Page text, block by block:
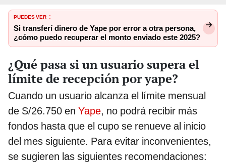
PUEDES VER :
Si transferí dinero de Yape por error a otra persona,
¿cómo puedo recuperar el monto enviado este 2025?
¿Qué pasa si un usuario supera el
límite de recepción por yape?
Cuando un usuario alcanza el límite mensual
de S/26.750 en Yape, no podrá recibir más
fondos hasta que el cupo se renueve al inicio
del mes siguiente. Para evitar inconvenientes,
se sugieren las siguientes recomendaciones: